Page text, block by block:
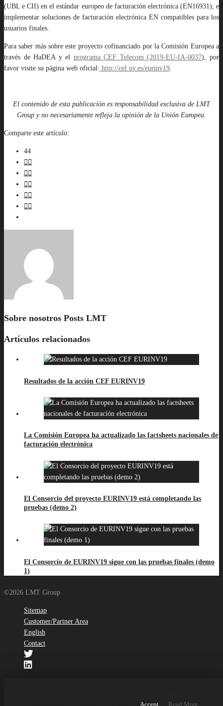
(UBL e CII) en el estándar europeo de facturación electrónica (EN16931); e
implementar soluciones de facturación electrónica EN compatibles para los
usuarios finales.
Para saber más sobre este proyecto cofinanciado por la Comisión Europea a
través de HaDEA y el programa CEF Telecom (2019‐EU‐IA‐0037), por
favor visite su página web oficial: http://cef.uv.es/eurinv19.
El contenido de esta publicación es responsabilidad exclusiva de LMT
Group y no necesariamente refleja la opinión de la Unión Europea.
Comparte este artículo:
44
Sobre nosotros Posts LMT
Artículos relacionados
Resultados de la acción CEF EURINV19
La Comisión Europea ha actualizado las factsheets nacionales de
facturación electrónica
El Consorcio del proyecto EURINV19 está completando las
pruebas (demo 2)
El Consorcio de EURINV19 sigue con las pruebas finales (demo
1)
©2026 LMT Group
Sitemap
Customer/Partner Area
English
Contact
Accept Read More